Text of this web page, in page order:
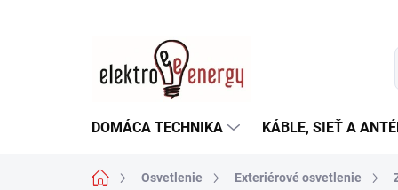
DOMÁCA TECHNIKA KÁBLE, SIEŤ A
DomovOsvetlenie Exteriérové osvetlenie